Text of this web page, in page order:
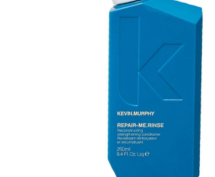
Kevin Murphy Balancing.Wash 40ml
109 kr